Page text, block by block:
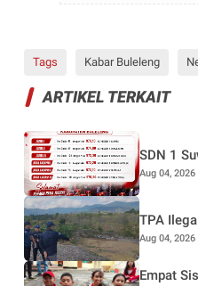
Tags Kabar Buleleng
ARTIKEL TERKAIT
SDN 1
Aug 04, 2026
TPA
Aug 04, 2026
Empat